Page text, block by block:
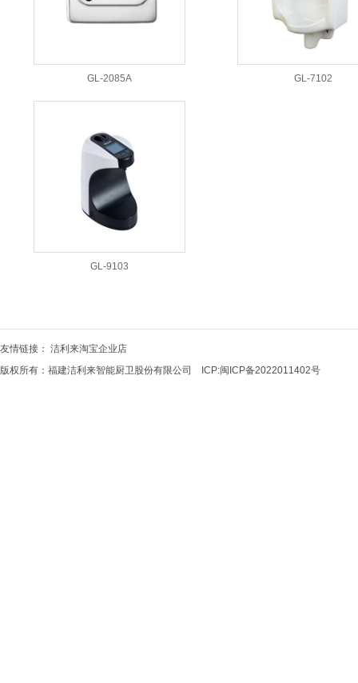
GL-2085A GL-7102
GL-9103
友情链接： 洁利来淘宝企业店
版权所有：福建洁利来智能厨卫股份有限公司 ICP:闽ICP备2022011402号